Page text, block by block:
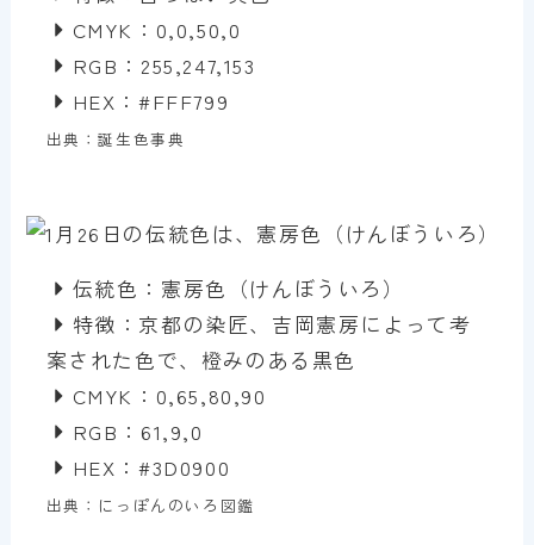
CMYK：0,0,50,0
RGB：255,247,153
HEX：#FFF799
出典：誕生色事典
伝統色：憲房色（けんぼういろ）
特徴：京都の染匠、吉岡憲房によって考
案された色で、橙みのある黒色
CMYK：0,65,80,90
RGB：61,9,0
HEX：#3D0900
出典：にっぽんのいろ図鑑